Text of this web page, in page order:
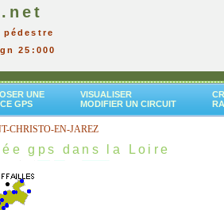
25:000
UNE
GPS
VISUALISER
MODIFIER UN CIRCUIT
CHRISTO-EN-JAREZ
gps dans la Loire